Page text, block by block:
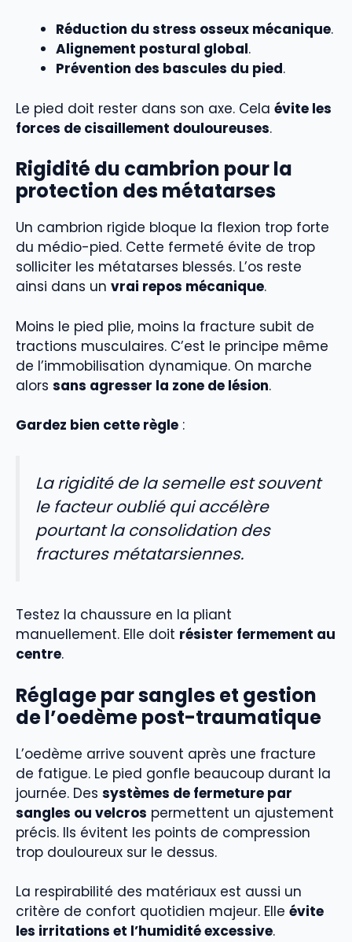
Réduction du stress osseux mécanique.
Alignement postural global.
Prévention des bascules du pied.
Le pied doit rester dans son axe. Cela évite les
forces de cisaillement douloureuses.
Rigidité du cambrion pour la
protection des métatarses
Un cambrion rigide bloque la flexion trop forte
du médio-pied. Cette fermeté évite de trop
solliciter les métatarses blessés. L’os reste
ainsi dans un vrai repos mécanique.
Moins le pied plie, moins la fracture subit de
tractions musculaires. C’est le principe même
de l’immobilisation dynamique. On marche
alors sans agresser la zone de lésion.
Gardez bien cette règle :
La rigidité de la semelle est souvent
le facteur oublié qui accélère
pourtant la consolidation des
fractures métatarsiennes.
Testez la chaussure en la pliant
manuellement. Elle doit résister fermement au
centre.
Réglage par sangles et gestion
de l’oedème post-traumatique
L’oedème arrive souvent après une fracture
de fatigue. Le pied gonfle beaucoup durant la
journée. Des systèmes de fermeture par
sangles ou velcros permettent un ajustement
précis. Ils évitent les points de compression
trop douloureux sur le dessus.
La respirabilité des matériaux est aussi un
critère de confort quotidien majeur. Elle évite
les irritations et l’humidité excessive.